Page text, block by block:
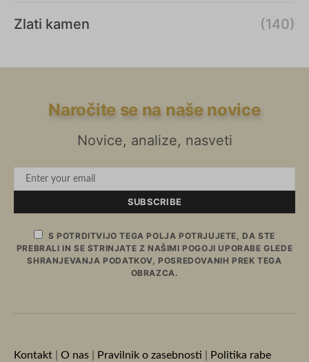
Zlati kamen (140)
Naročite se na naše novice
Novice, analize, nasveti
SUBSCRIBE
S POTRDITVIJO TEGA POLJA POTRJUJETE, DA STE
PREBRALI IN SE STRINJATE Z NAŠIMI POGOJI UPORABE GLEDE
SHRANJEVANJA PODATKOV, POSREDOVANIH PREK TEGA
OBRAZCA.
Kontakt O nas Pravilnik o zasebnosti
Politika rabe